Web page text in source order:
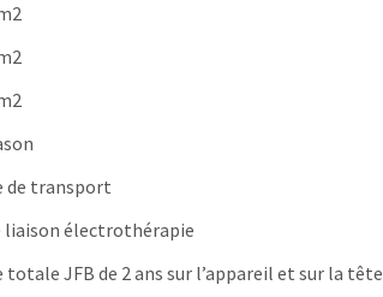
de transport
liaison électrothérapie
totale JFB de 2 ans sur l’appareil et sur la tête